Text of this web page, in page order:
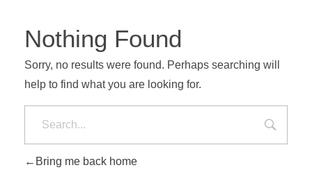
Nothing Found
Sorry, no results were found. Perhaps searching will
help to find what you are looking for.
Bring me back home